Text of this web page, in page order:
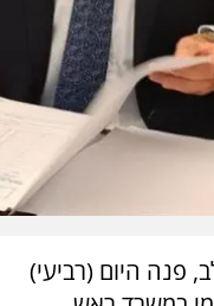
פנה היום (רביעי)